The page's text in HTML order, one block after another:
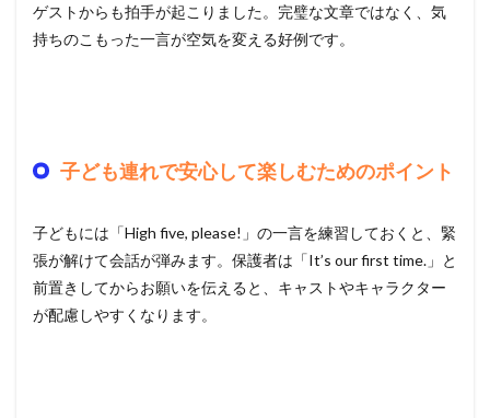
ゲストからも拍手が起こりました。完璧な文章ではなく、気
持ちのこもった一言が空気を変える好例です。
子ども連れで安心して楽しむためのポイント
子どもには「High five, please!」の一言を練習しておくと、緊
張が解けて会話が弾みます。保護者は「It’s our first time.」と
前置きしてからお願いを伝えると、キャストやキャラクター
が配慮しやすくなります。